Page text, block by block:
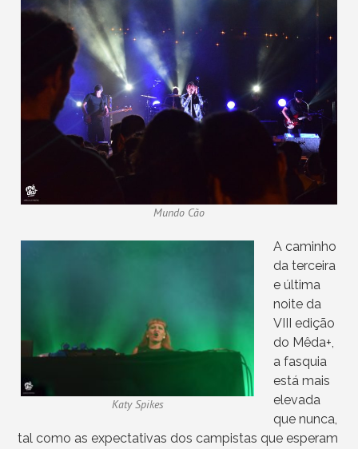
Mundo Cão
Katy Spikes
A caminho
da terceira
e última
noite da
VIII edição
do Mêda+,
a fasquia
está mais
elevada
que nunca,
tal como as expectativas dos campistas que esperam